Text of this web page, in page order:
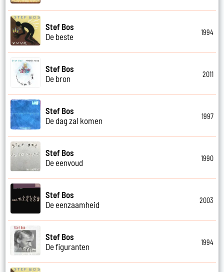
Stef Bos
De beste
1994
Stef Bos
De bron
2011
Stef Bos
De dag zal komen
1997
Stef Bos
De eenvoud
1990
Stef Bos
De eenzaamheid
2003
Stef Bos
De figuranten
1994